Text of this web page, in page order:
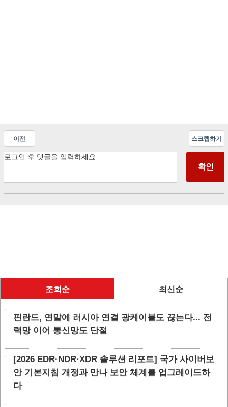
이전 스크랩하기
조회순 최신순
핀란드, 연말에 러시아 연결 광케이블도 끊는다... 전
력망 이어 통신망도 단절
[2026 EDR·NDR·XDR 솔루션 리포트] 국가 사이버보
안 기본지침 개정과 만나 보안 체계를 업그레이드하
다